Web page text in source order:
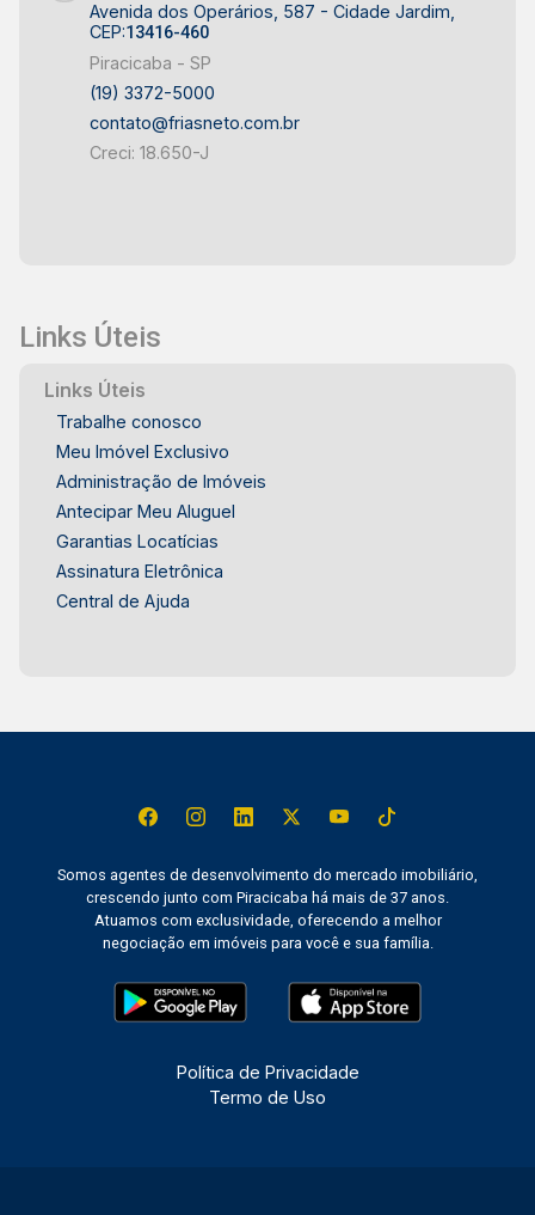
Avenida dos Operários, 587 - Cidade Jardim,
CEP:13416-460
Piracicaba - SP
(19) 3372-5000
contato@friasneto.com.br
Creci: 18.650-J
Links Úteis
Links Úteis
Trabalhe conosco
Meu Imóvel Exclusivo
Administração de Imóveis
Antecipar Meu Aluguel
Garantias Locatícias
Assinatura Eletrônica
Central de Ajuda
Somos agentes de desenvolvimento do mercado imobiliário,
crescendo junto com Piracicaba há mais de 37 anos.
Atuamos com exclusividade, oferecendo a melhor
negociação em imóveis para você e sua família.
Política de Privacidade
Termo de Uso